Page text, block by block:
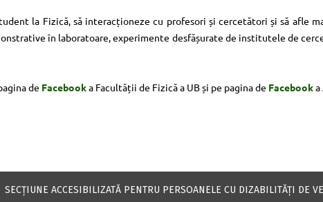
la Fizică, să interacționeze cu profesori și cercetători și să afle
în laboratoare, experimente desfășurate de institutele de
de Facebooka Facultății de Fizică a UB și pe pagina de Facebooka
SECŢIUNE ACCESIBILIZATĂ PENTRU PERSOANELE CU DIZABILITĂŢI DE